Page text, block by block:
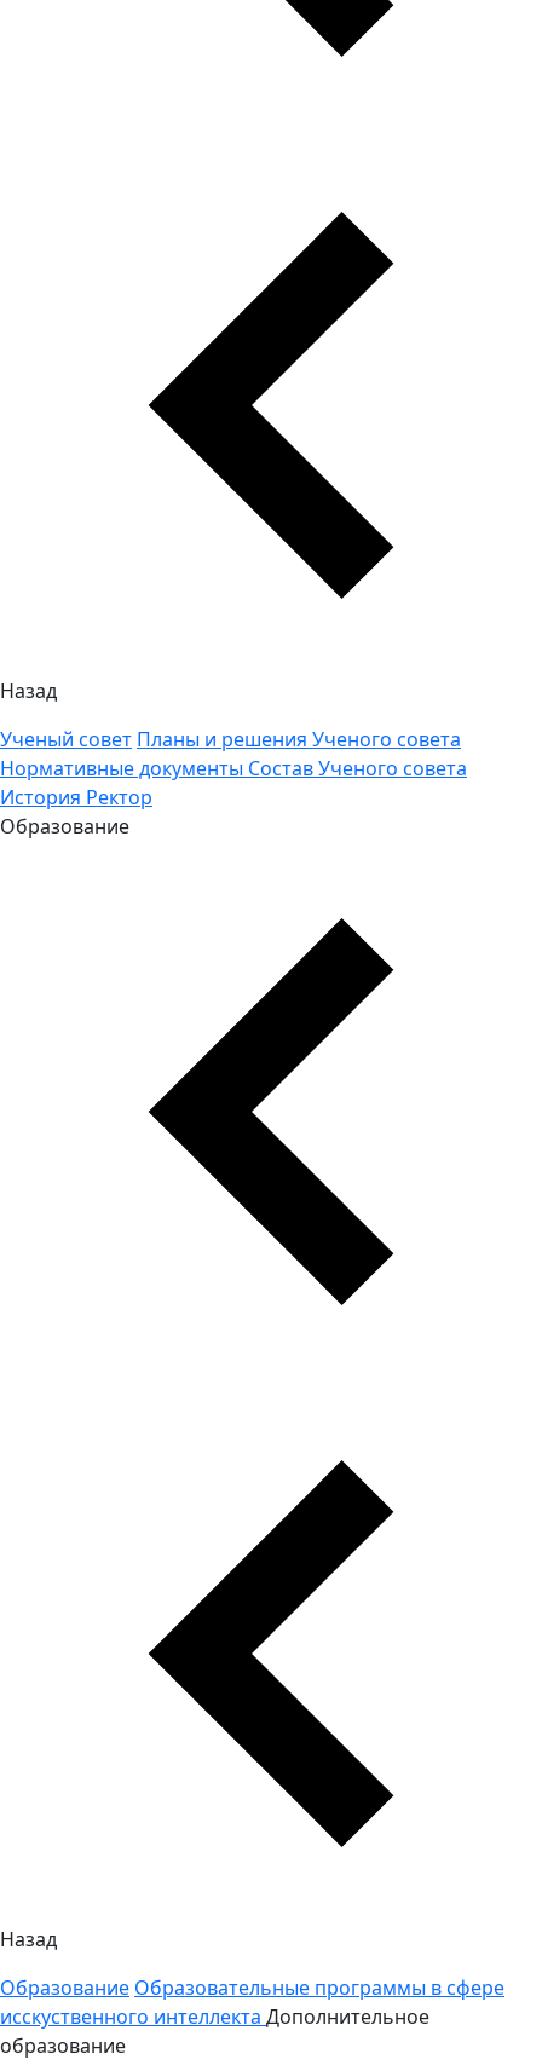
Назад
Ученый совет Планы и решения Ученого совета
Нормативные документы Состав Ученого совета
История Ректор
Образование
Назад
Образование Образовательные программы в сфере
исскуственного интеллекта Дополнительное
образование